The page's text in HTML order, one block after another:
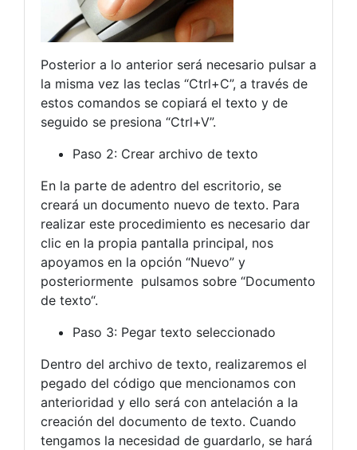
Posterior a lo anterior será necesario pulsar a
la misma vez las teclas “Ctrl+C”, a través de
estos comandos se copiará el texto y de
seguido se presiona “Ctrl+V”.
Paso 2: Crear archivo de texto
En la parte de adentro del escritorio, se
creará un documento nuevo de texto. Para
realizar este procedimiento es necesario dar
clic en la propia pantalla principal, nos
apoyamos en la opción “Nuevo” y
posteriormente pulsamos sobre “Documento
de texto“.
Paso 3: Pegar texto seleccionado
Dentro del archivo de texto, realizaremos el
pegado del código que mencionamos con
anterioridad y ello será con antelación a la
creación del documento de texto. Cuando
tengamos la necesidad de guardarlo, se hará